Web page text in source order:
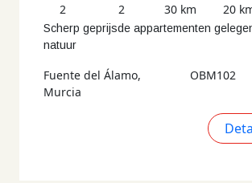
2 2 30 km 20
Scherp geprijsde appartementen
natuur
Fuente del Álamo,
Murcia
OBM102